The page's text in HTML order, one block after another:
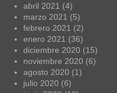
abril 2021 (4)
marzo 2021 (5)
febrero 2021 (2)
enero 2021 (36)
diciembre 2020 (15)
noviembre 2020 (6)
agosto 2020 (1)
julio 2020 (6)